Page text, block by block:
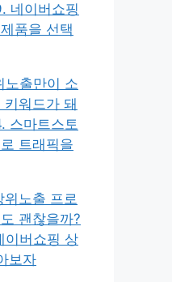
네이버쇼핑
품을 선택
출만이 소
워드가 돼
스마트스토
트래픽을
노출 프로
괜찮을까?
이버쇼핑 상
보자